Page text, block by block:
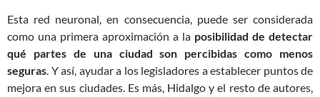
Esta red neuronal, en consecuencia, puede ser considerada
como una primera aproximación a la posibilidad de detectar
qué partes de una ciudad son percibidas como menos
seguras. Y así, ayudar a los legisladores a establecer puntos de
mejora en sus ciudades. Es más, Hidalgo y el resto de autores,